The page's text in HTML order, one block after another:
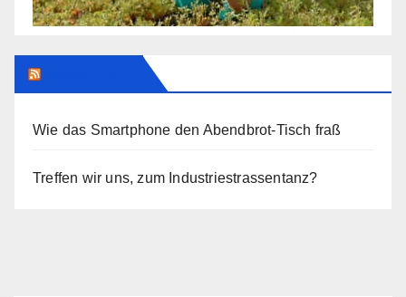
Wie das Smartphone den Abendbrot-Tisch fraß
Treffen wir uns, zum Industriestrassentanz?